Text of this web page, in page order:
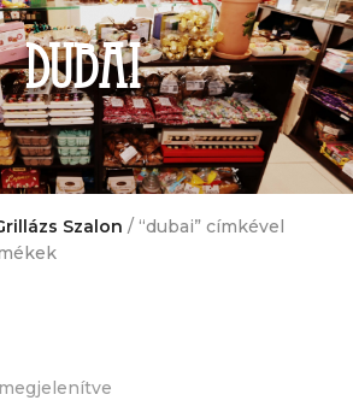
dubai
Szalon / “dubai” címkével